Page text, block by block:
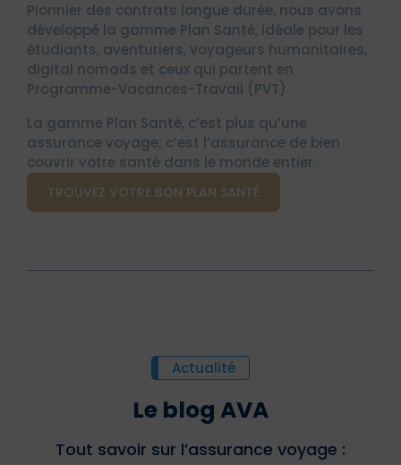
Pionnier des contrats longue durée, nous avons
développé la gamme Plan Santé, idéale pour les
étudiants, aventuriers, voyageurs humanitaires,
digital nomads et ceux qui partent en
Programme-Vacances-Travail (PVT).
La gamme Plan Santé, c’est plus qu’une
assurance voyage; c’est l’assurance de bien
couvrir votre santé dans le monde entier.
TROUVEZ VOTRE BON PLAN SANTÉ
Actualité
Le blog AVA
Tout savoir sur l’assurance voyage :